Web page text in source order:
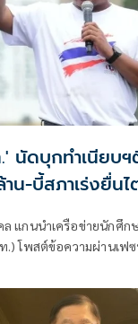
นัดบุกทำเนียบ
าน-บี้สภาเร่งยื่น
ล แกนนำเครือข่ายนักศึ
โพสต์ข้อความผ่านเฟซ